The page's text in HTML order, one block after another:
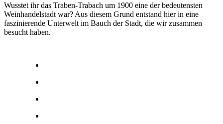
Wusstet ihr das Traben-Trabach um 1900 eine der bedeutensten
Weinhandelstadt war? Aus diesem Grund entstand hier in eine
faszinierende Unterwelt im Bauch der Stadt, die wir zusammen
besucht haben.